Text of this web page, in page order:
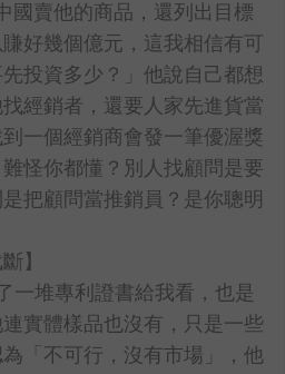
國賣他的商品，還列出目標
好幾個億元，這我相信有可
投資多少？」他說自己都想
經銷者，還要人家先進貨當
一個經銷商會發一筆優渥獎
怪你都懂？別人找顧問是要
把顧問當推銷員？是你聰明
】
一堆專利證書給我看，也是
實體樣品也沒有，只是一些
「不可行，沒有市場」，他